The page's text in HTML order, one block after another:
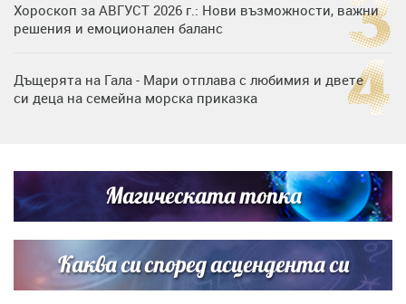
Хороскоп за АВГУСТ 2026 г.: Нови възможности, важни
решения и емоционален баланс
Дъщерята на Гала - Мари отплава с любимия и двете
си деца на семейна морска приказка
Димов издадоха своето любимо място
Дъщерята на Тодор Батков вдигна сватба, Стоичков и
Братя Аргирови я изненадаха с песен
Магическата топка
Каква си според асцендента си